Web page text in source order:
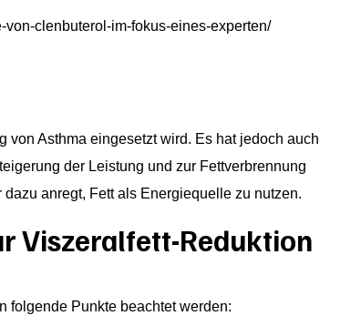
clenbuterol-im-fokus-eines-experten/
Asthma eingesetzt wird. Es hat jedoch auch
der Leistung und zur Fettverbrennung
anregt, Fett als Energiequelle zu nutzen.
Viszeralfett-Reduktion
folgende Punkte beachtet werden: